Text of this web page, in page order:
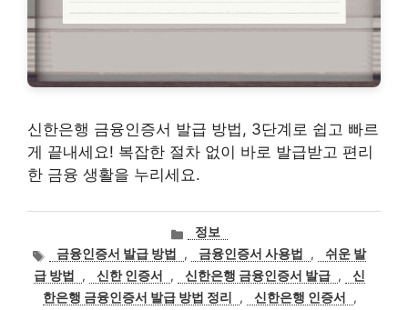
신한은행 금융인증서 발급 방법, 3단계로 쉽고 빠르
게 끝내세요! 복잡한 절차 없이 바로 발급받고 편리
한 금융 생활을 누리세요.
카
고
리
정보
태
그
금융인증서 발급 방법 , 금융인증서 사용법 ,
쉬운 발
급 방법
, 신한 인증서 , 신한은행 금융인증서 발급 ,
신
한은행 금융인증서 발급 방법 정리
, 신한은행 인증서
,